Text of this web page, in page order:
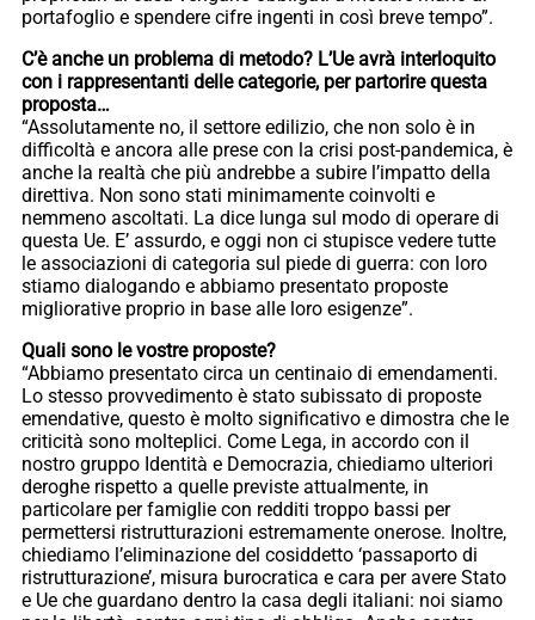
portafoglio e spendere cifre ingenti in così breve tempo”.
C’è anche un problema di metodo? L’Ue avrà interloquito
con i rappresentanti delle categorie, per partorire questa
proposta…
“Assolutamente no, il settore edilizio, che non solo è in
difficoltà e ancora alle prese con la crisi post-pandemica, è
anche la realtà che più andrebbe a subire l’impatto della
direttiva. Non sono stati minimamente coinvolti e
nemmeno ascoltati. La dice lunga sul modo di operare di
questa Ue. E’ assurdo, e oggi non ci stupisce vedere tutte
le associazioni di categoria sul piede di guerra: con loro
stiamo dialogando e abbiamo presentato proposte
migliorative proprio in base alle loro esigenze”.
Quali sono le vostre proposte?
“Abbiamo presentato circa un centinaio di emendamenti.
Lo stesso provvedimento è stato subissato di proposte
emendative, questo è molto significativo e dimostra che le
criticità sono molteplici. Come Lega, in accordo con il
nostro gruppo Identità e Democrazia, chiediamo ulteriori
deroghe rispetto a quelle previste attualmente, in
particolare per famiglie con redditi troppo bassi per
permettersi ristrutturazioni estremamente onerose. Inoltre,
chiediamo l’eliminazione del cosiddetto ‘passaporto di
ristrutturazione’, misura burocratica e cara per avere Stato
e Ue che guardano dentro la casa degli italiani: noi siamo